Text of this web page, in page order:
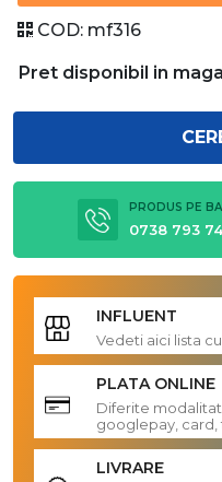
COD: mf316
Pret disponibil in
PRODUS PE
0738 793
INFLUENT
Vedeti aici lista
PLATA ONLINE
Diferite
googlepay, card,
LIVRARE